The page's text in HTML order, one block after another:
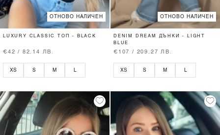
ОТНОВО НАЛИЧЕН
LUXURY CLASSIC ТОП - BLACK
€42 / 82.14 ЛВ.
XS S M
ОТНОВО НАЛИЧЕН
DENIM DREAM ДЪНКИ - LIGHT
BLUE
€107 / 209.27 ЛВ.
XS S M